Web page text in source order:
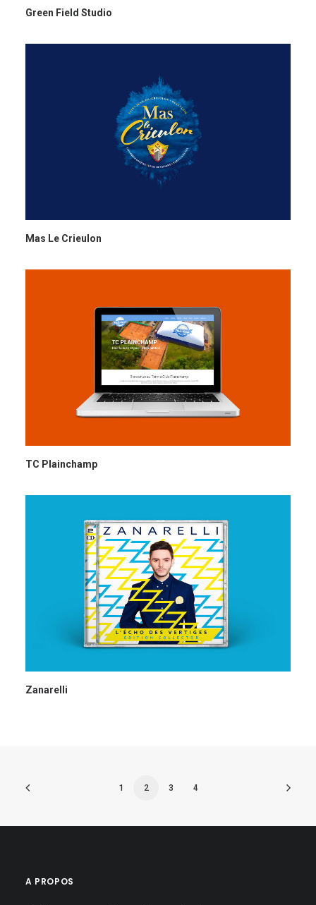
Green Field Studio
Mas Le Crieulon
TC Plainchamp
Zanarelli
1 2 3 4
A PROPOS